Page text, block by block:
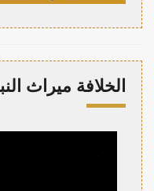
الخلافة ميراث